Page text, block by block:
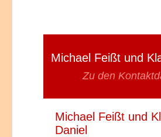
Michael Feißt und
Zu den
Michael Feißt und
Daniel